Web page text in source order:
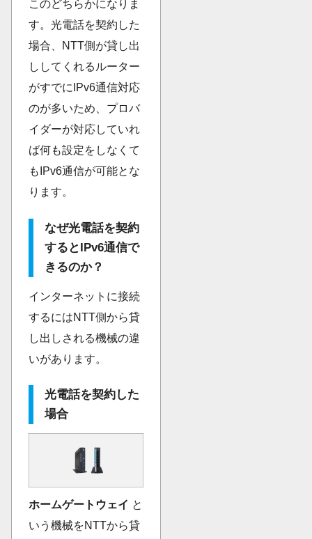
このどちらかになりま
す。光電話を契約した
場合、NTT側が貸し出
ししてくれるルーター
がすでにIPv6通信対応
のが多いため、プロバ
イダーが対応していれ
ば何も設定をしなくて
もIPv6通信が可能とな
ります。
なぜ光電話を契約
するとIPv6通信で
きるのか？
インターネットに接続
するにはNTT側から貸
し出しされる機械の違
いがあります。
光電話を契約した
場合
ホームゲートウェイ と
いう機械をNTTから貸